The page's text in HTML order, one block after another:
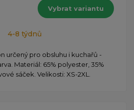
Vybrat variantu
4-8 týdnů
určený pro obsluhu i kuchařů -
Materiál: 65% polyester, 35%
sáček. Velikosti: XS-2XL.